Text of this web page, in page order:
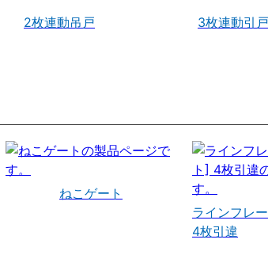
2枚連動吊戸 3枚連動引戸
ねこゲート
ラインフレ
4枚引違